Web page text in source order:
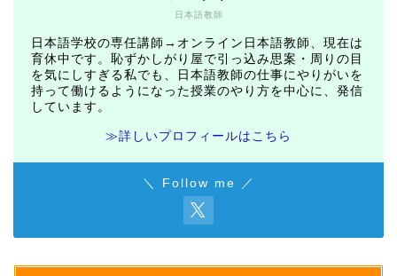
日本語教師
日本語学校の専任講師→オンライン日本語教師、現在は
育休中です。恥ずかしがり屋で引っ込み思案・周りの目
を気にしすぎる私でも、日本語教師の仕事にやりがいを
持って働けるようになった授業のやり方を中心に、発信
しています。
≫詳しいプロフィールはこちら
＼ Follow me ／